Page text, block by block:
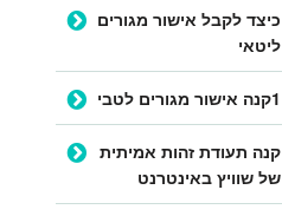
כיצד לקבל אישור מגורים
ליטאי
1קנה אישור מגורים לטבי
קנה תעודת זהות אמיתית
של שוויץ באינטרנט